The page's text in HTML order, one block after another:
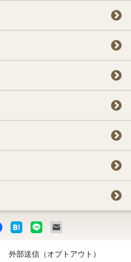
外部送信（オプトアウト）